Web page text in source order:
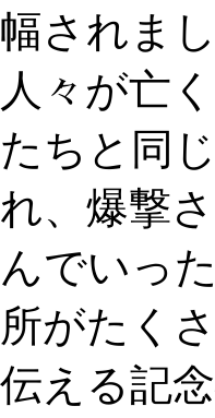
幅されま
人々が亡
たちと同
れ、爆撃
んでいっ
所がたく
伝える記